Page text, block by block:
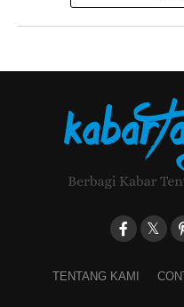
TENTANG KAMI